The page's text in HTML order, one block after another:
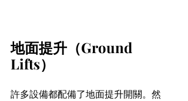
地面提升（Ground
Lifts）
許多設備都配備了地面提升開關。然